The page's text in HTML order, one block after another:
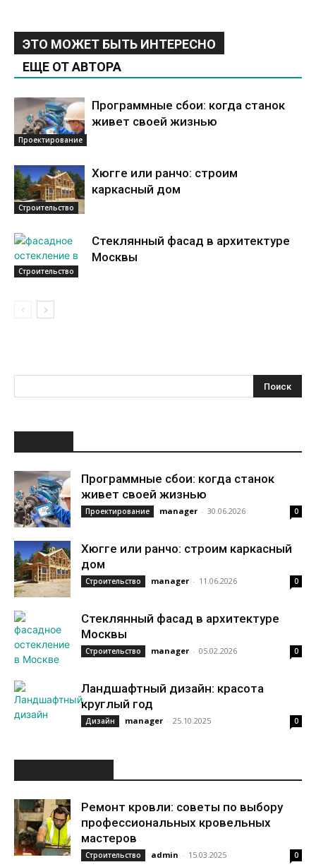
ЭТО МОЖЕТ БЫТЬ ИНТЕРЕСНО
ЕЩЕ ОТ АВТОРА
Проектирование
Программные сбои: когда станок
живет своей жизнью
Строительство
Хюгге или ранчо: строим
каркасный дом
Строительство
Стеклянный фасад в архитектуре
Москвы
Программные сбои: когда станок
живет своей жизнью
Проектирование manager - 30.06.2026 0
Хюгге или ранчо: строим каркасный
дом
Строительство manager - 11.06.2026 0
Стеклянный фасад в архитектуре
Москвы
Строительство manager - 05.02.2026 0
Ландшафтный дизайн: красота
круглый год
Дизайн manager - 25.10.2025 0
Ремонт кровли: советы по выбору
профессиональных кровельных
мастеров
Строительство admin - 15.03.2025 0